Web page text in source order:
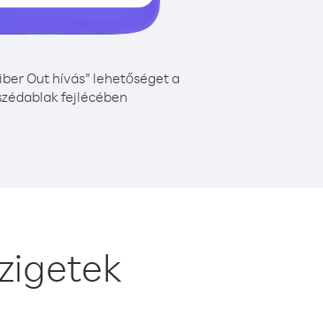
Out hívás” lehetőséget a
fejlécében